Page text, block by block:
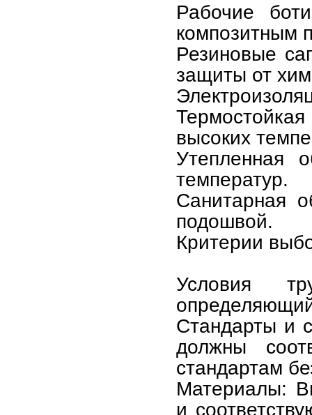
Рабочие
композитным
Резиновые
защиты от
высоких
Утепленная
температур.
Санитарная
подошвой.
Критерии
Условия
Стандарты и
должны
стандартам
Материалы:
и